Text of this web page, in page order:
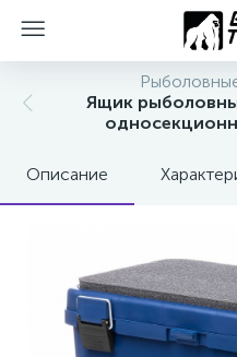
Ящик
Описание